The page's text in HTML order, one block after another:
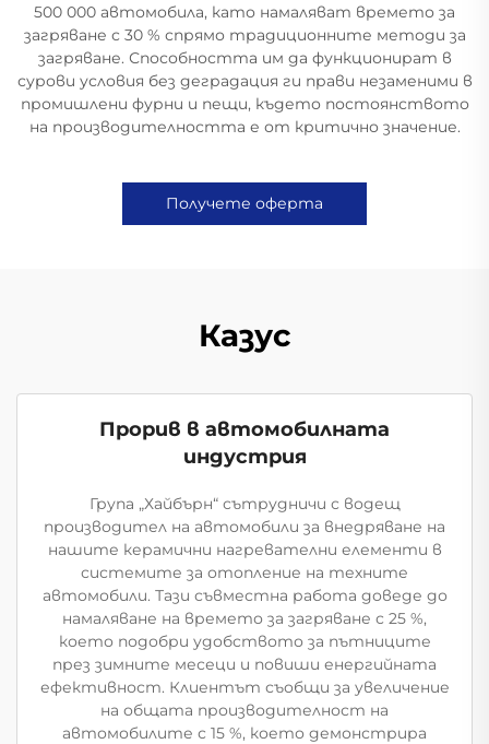
500 000 автомобила, като намаляват времето за
загряване с 30 % спрямо традиционните методи за
загряване. Способността им да функционират в
сурови условия без деградация ги прави незаменими в
промишлени фурни и пещи, където постоянството
на производителността е от критично значение.
Получете оферта
Казус
Прорив в автомобилната
индустрия
Група „Хайбърн“ сътрудничи с водещ
производител на автомобили за внедряване на
нашите керамични нагревателни елементи в
системите за отопление на техните
автомобили. Тази съвместна работа доведе до
намаляване на времето за загряване с 25 %,
което подобри удобството за пътниците
през зимните месеци и повиши енергийната
ефективност. Клиентът съобщи за увеличение
на общата производителност на
автомобилите с 15 %, което демонстрира